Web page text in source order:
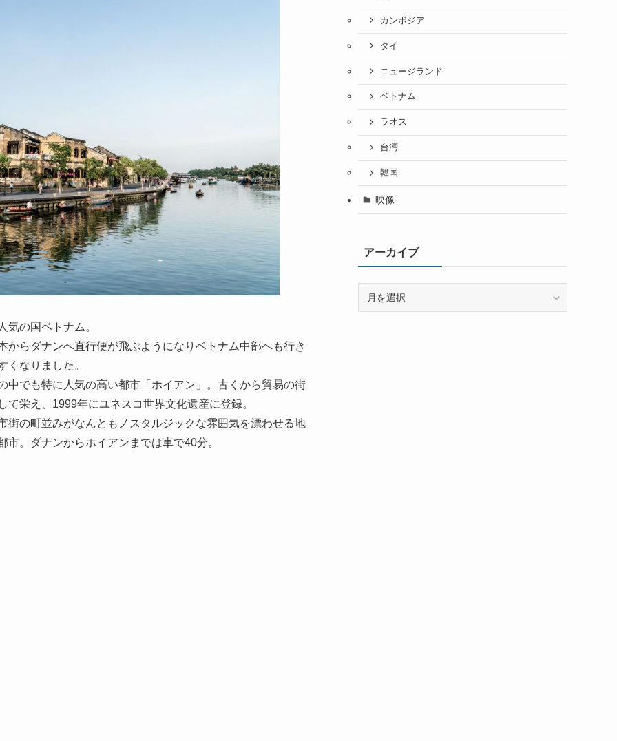
気の国ベトナム。
からダナンへ直行便が飛ぶようになりベトナム中部へも行き
くなりました。
中でも特に人気の高い都市「ホイアン」。古くから貿易の街
て栄え、1999年にユネスコ世界文化遺産に登録。
街の町並みがなんともノスタルジックな雰囲気を漂わせる地
市。ダナンからホイアンまでは車で40分。
カンボジア
タイ
ニュージランド
ベトナム
ラオス
台湾
韓国
映像
アーカイブ